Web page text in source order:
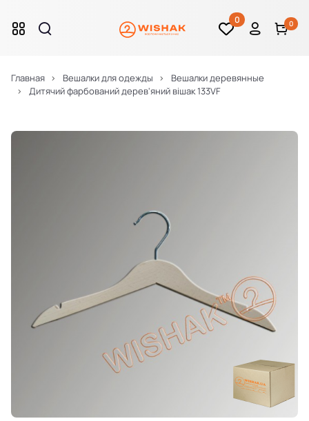
0 0
Главная Вешалки для одежды
Вешалки деревянные
Дитячий фарбований дерев'яний вішак 133VF